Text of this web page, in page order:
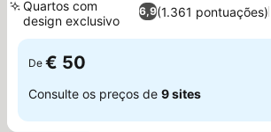
6,9(1.361 pontuações)
Quartos com
design exclusivo
De € 50
Consulte os preços de 9 sites